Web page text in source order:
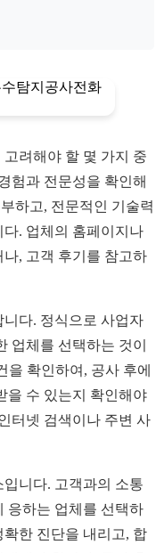
려해야 할 몇 가지 중
험과 전문성을 확인해
하고, 전문적인 기술력
. 업체의 홈페이지나
, 고객 후기를 참고하
다. 정식으로 사업자
업체를 선택하는 것이
을 확인하여, 공사 후에
을 수 있는지 확인해야
터넷 검색이나 주변 사
니다. 고객과의 소통
응하는 업체를 선택하
한 진단을 내리고, 합